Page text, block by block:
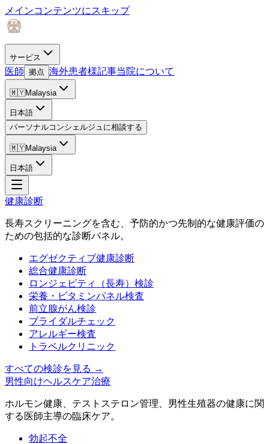
メインコンテンツにスキップ
サービス
医師 拠点 海外患者様記事当院について
🇲🇾Malaysia
日本語
パーソナルコンシェルジュに相談する
🇲🇾Malaysia
日本語
健康診断
長寿スクリーニングを含む、予防的かつ先制的な健康評価の
ための包括的な診断パネル。
エグゼクティブ健康診断
総合健康診断
ロンジェビティ（長寿）検診
栄養・ビタミンパネル検査
前立腺がん検診
ブライダルチェック
アレルギー検査
トラベルクリニック
すべての検診を見る →
男性向けヘルスケア治療
ホルモン健康、テストステロン管理、男性生殖器の健康に関
する医師主導の臨床ケア。
勃起不全